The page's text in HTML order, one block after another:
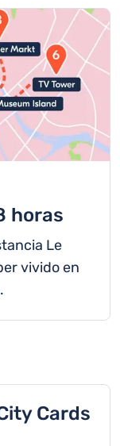
horas
Le
vivido en
Cards